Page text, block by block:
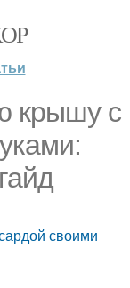
крышу с
своими